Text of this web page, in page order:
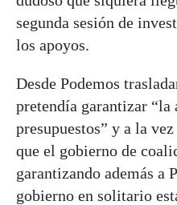
segunda sesión de
los apoyos.
Desde Podemos
pretendía garantizar “la
presupuestos” y a la
que el gobierno de
garantizando además a
gobierno en solitario